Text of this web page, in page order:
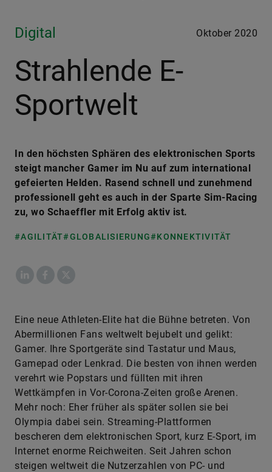
Digital Oktober 2020
Strahlende E-
Sportwelt
In den höchsten Sphären des elektronischen Sports
steigt mancher Gamer im Nu auf zum international
gefeierten Helden. Rasend schnell und zunehmend
professionell geht es auch in der Sparte Sim-Racing
zu, wo Schaeffler mit Erfolg aktiv ist.
#AGILITÄT#GLOBALISIERUNG#KONNEKTIVITÄT
LinkedInFacebook
X
Eine neue Athleten-Elite hat die Bühne betreten. Von
Abermillionen Fans weltwelt bejubelt und gelikt:
Gamer. Ihre Sportgeräte sind Tastatur und Maus,
Gamepad oder Lenkrad. Die besten von ihnen werden
verehrt wie Popstars und füllten mit ihren
Wettkämpfen in Vor-Corona-Zeiten große Arenen.
Mehr noch: Eher früher als später sollen sie bei
Olympia dabei sein. Streaming-Plattformen
bescheren dem elektronischen Sport, kurz E-Sport, im
Internet enorme Reichweiten. Seit Jahren schon
steigen weltweit die Nutzerzahlen von PC- und